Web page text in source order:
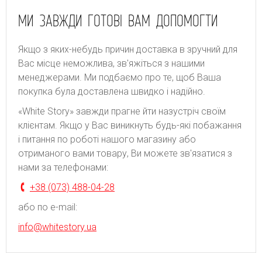
МИ ЗАВЖДИ ГОТОВІ ВАМ ДОПОМОГТИ
Якщо з яких-небудь причин доставка в зручний для
Вас місце неможлива, зв'яжіться з нашими
менеджерами. Ми подбаємо про те, щоб Ваша
покупка була доставлена швидко і надійно.
«White Story» завжди прагне йти назустріч своїм
клієнтам. Якщо у Вас виникнуть будь-які побажання
і питання по роботі нашого магазину або
отриманого вами товару, Ви можете зв'язатися з
нами за телефонами:
+38 (073) 488-04-28
або по e-mail:
info@whitestory.ua